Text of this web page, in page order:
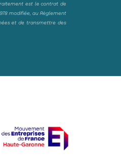
est le contrat de
modifiée, au Règlement
et de transmettre des